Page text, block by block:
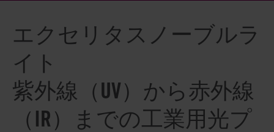
エクセリタスノーブルラ
イト
紫外線（UV）から赤外線
（IR）までの工業用光プ